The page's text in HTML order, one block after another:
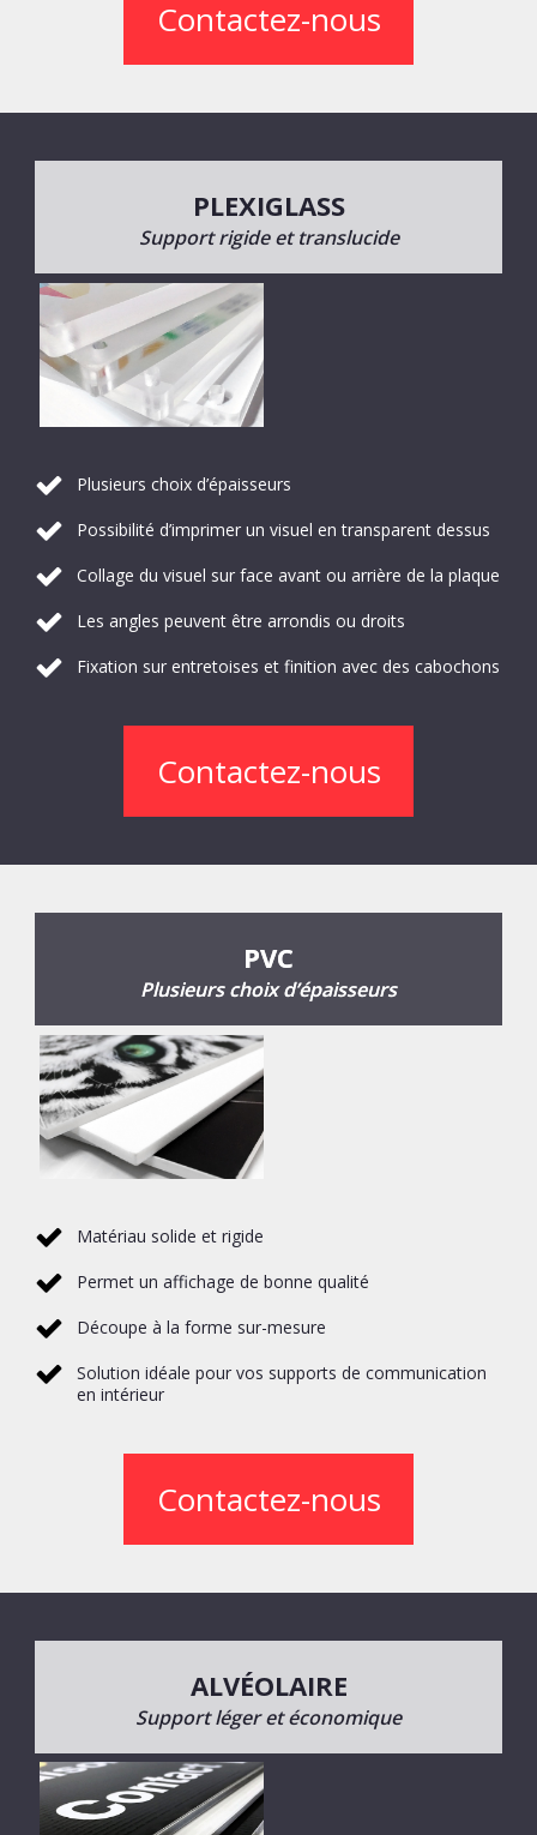
Contactez-nous
PLEXIGLASS
Support rigide et translucide
Plusieurs choix d’épaisseurs
Possibilité d’imprimer un visuel en transparent dessus
Collage du visuel sur face avant ou arrière de la plaque
Les angles peuvent être arrondis ou droits
Fixation sur entretoises et finition avec des cabochons
Contactez-nous
PVC
Plusieurs choix d’épaisseurs
Matériau solide et rigide
Permet un affichage de bonne qualité
Découpe à la forme sur-mesure
Solution idéale pour vos supports de communication
en intérieur
Contactez-nous
ALVÉOLAIRE
Support léger et économique